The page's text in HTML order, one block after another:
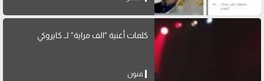
كلمات أغنية "الف مراية" لــ كايروكي
فنون